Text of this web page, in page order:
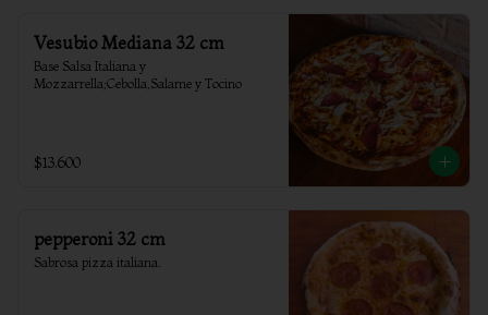
Vesubio Mediana 32 cm
Base Salsa Italiana y
Mozzarrella;Cebolla,Salame y Tocino
$13.600
pepperoni 32 cm
Sabrosa pizza italiana.